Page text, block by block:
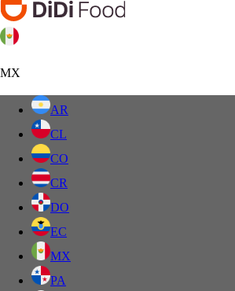
MX
AR
CL
CO
CR
DO
EC
MX
PA